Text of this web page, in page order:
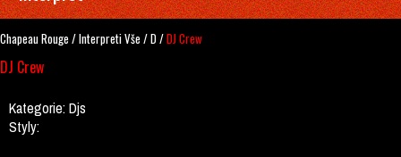
Chapeau Rouge /InterpretiVše /D/DJ Crew
DJ Crew
Kategorie:Djs
Styly: